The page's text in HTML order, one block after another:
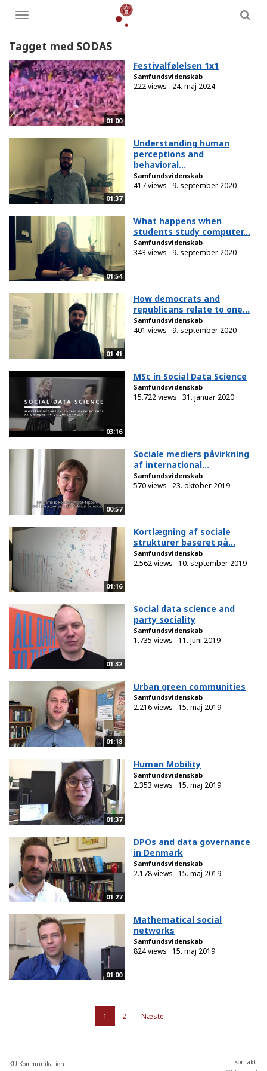
Toggle
menu
Tagget med SODAS
01:00
Festivalfølelsen 1x1
Samfundsvidenskab
222 views 24. maj 2024
01:37
Understanding human
perceptions and
behavioral...
Samfundsvidenskab
417 views 9. september 2020
01:54
What happens when
students study computer...
Samfundsvidenskab
343 views 9. september 2020
01:41
How democrats and
republicans relate to one...
Samfundsvidenskab
401 views 9. september 2020
03:16
MSc in Social Data Science
Samfundsvidenskab
15.722 views 31. januar 2020
00:57
Sociale mediers påvirkning
af international...
Samfundsvidenskab
570 views 23. oktober 2019
01:16
Kortlægning af sociale
strukturer baseret på...
Samfundsvidenskab
2.562 views 10. september 2019
01:32
Social data science and
party sociality
Samfundsvidenskab
1.735 views 11. juni 2019
01:18
Urban green communities
Samfundsvidenskab
2.216 views 15. maj 2019
01:37
Human Mobility
Samfundsvidenskab
2.353 views 15. maj 2019
01:27
DPOs and data governance
in Denmark
Samfundsvidenskab
2.178 views 15. maj 2019
01:00
Mathematical social
networks
Samfundsvidenskab
824 views 15. maj 2019
1 2 Næste
KU Kommunikation
Kontakt: